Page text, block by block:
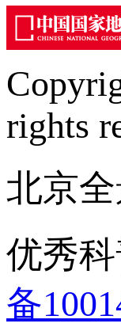
rights
北京
优秀
备